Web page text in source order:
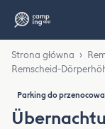
Strona główna ›
Remscheid-
Parking do